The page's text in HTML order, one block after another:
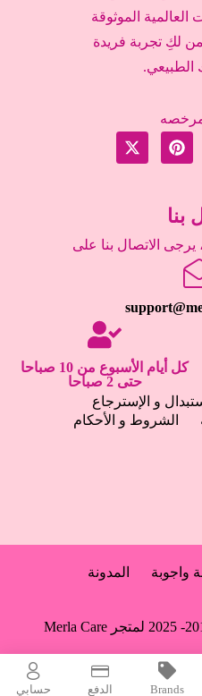
Brands الدفع حسابي
الموثوقة
لكِ تجربة فريدة
الطبيعي.
بنا
يرجى الاتصال بنا على
كل أيام الأسبوع من 10 صباحا
حتى 2 صباحا
و الإسترجاع
الشروط و الأحكام
واجوبة المدونة